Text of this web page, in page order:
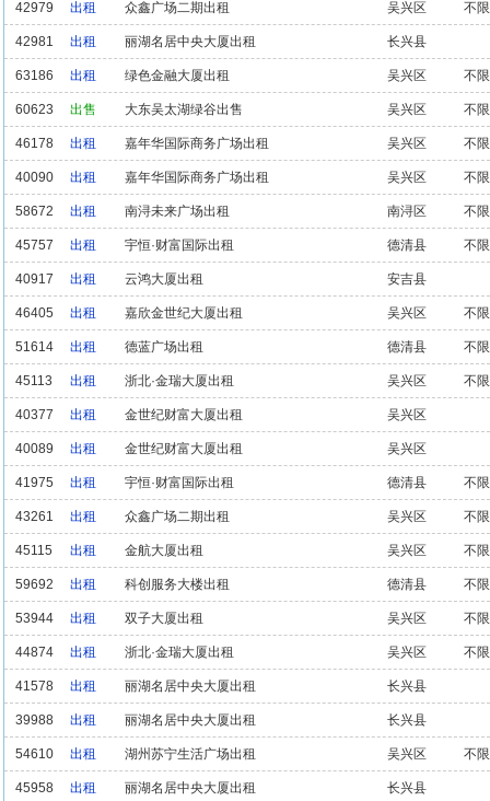
42979 出租 众鑫广场二期出租 吴兴区 不限
42981 出租 丽湖名居中央大厦出租 长兴县
63186 出租 绿色金融大厦出租 吴兴区 不限
60623 出售 大东吴太湖绿谷出售 吴兴区 不限
46178 出租 嘉年华国际商务广场出租 吴兴区 不限
40090 出租 嘉年华国际商务广场出租 吴兴区 不限
58672 出租 南浔未来广场出租 南浔区 不限
45757 出租 宇恒·财富国际出租 德清县 不限
40917 出租 云鸿大厦出租 安吉县
46405 出租 嘉欣金世纪大厦出租 吴兴区 不限
51614 出租 德蓝广场出租 德清县 不限
45113 出租 浙北·金瑞大厦出租 吴兴区 不限
40377 出租 金世纪财富大厦出租 吴兴区
40089 出租 金世纪财富大厦出租 吴兴区
41975 出租 宇恒·财富国际出租 德清县 不限
43261 出租 众鑫广场二期出租 吴兴区 不限
45115 出租 金航大厦出租 吴兴区 不限
59692 出租 科创服务大楼出租 德清县 不限
53944 出租 双子大厦出租 吴兴区 不限
44874 出租 浙北·金瑞大厦出租 吴兴区 不限
41578 出租 丽湖名居中央大厦出租 长兴县
39988 出租 丽湖名居中央大厦出租 长兴县
54610 出租 湖州苏宁生活广场出租 吴兴区 不限
45958 出租 丽湖名居中央大厦出租 长兴县